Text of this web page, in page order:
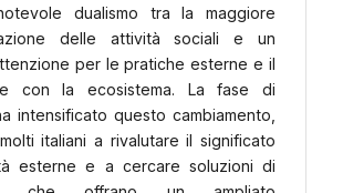
dualismo tra la maggiore
delle attività sociali e un
per le pratiche esterne e il
con la ecosistema. La fase di
intensificato questo cambiamento,
italiani a rivalutare il significato
esterne e a cercare soluzioni di